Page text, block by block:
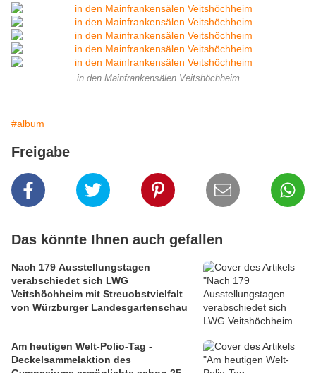
in den Mainfrankensälen Veitshöchheim
#album
Freigabe
Das könnte Ihnen auch gefallen
Nach 179 Ausstellungstagen
verabschiedet sich LWG
Veitshöchheim mit Streuobstvielfalt
von Würzburger Landesgartenschau
Am heutigen Welt-Polio-Tag -
Deckelsammelaktion des